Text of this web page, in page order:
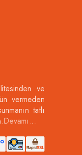
ve
vermeden
tatlı
Devamı…